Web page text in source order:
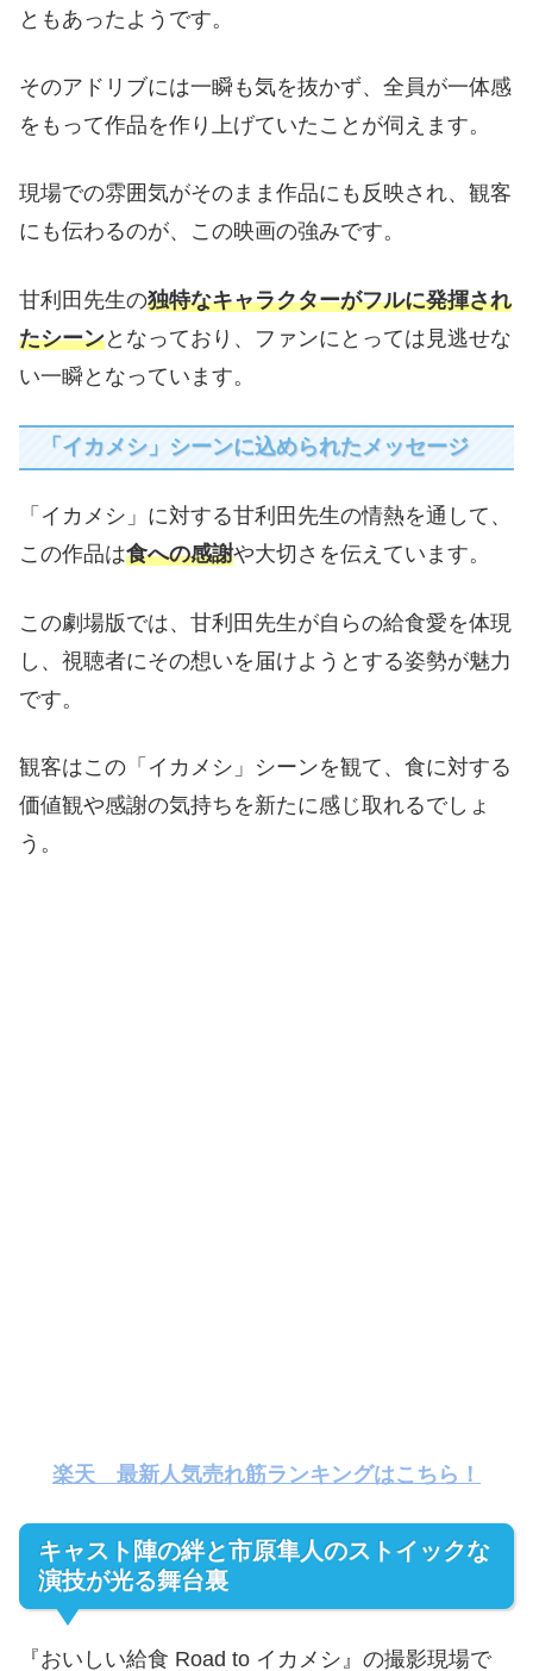
ともあったようです。
そのアドリブには一瞬も気を抜かず、全員が一体感
をもって作品を作り上げていたことが伺えます。
現場での雰囲気がそのまま作品にも反映され、観客
にも伝わるのが、この映画の強みです。
甘利田先生の独特なキャラクターがフルに発揮され
たシーンとなっており、ファンにとっては見逃せな
い一瞬となっています。
「イカメシ」シーンに込められたメッセージ
「イカメシ」に対する甘利田先生の情熱を通して、
この作品は食への感謝や大切さを伝えています。
この劇場版では、甘利田先生が自らの給食愛を体現
し、視聴者にその想いを届けようとする姿勢が魅力
です。
観客はこの「イカメシ」シーンを観て、食に対する
価値観や感謝の気持ちを新たに感じ取れるでしょ
う。
楽天 最新人気売れ筋ランキングはこちら！
キャスト陣の絆と市原隼人のストイックな
演技が光る舞台裏
『おいしい給食 Road to イカメシ』の撮影現場で